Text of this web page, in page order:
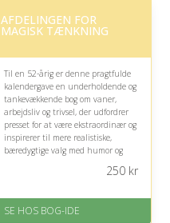
AFDELINGEN FOR
MAGISK TÆNKNING
Til en 52-årig er denne pragtfulde
kalendergave en underholdende og
tankevækkende bog om vaner,
arbejdsliv og trivsel, der udfordrer
presset for at være ekstraordinær og
inspirerer til mere realistiske,
bæredygtige valg med humor og
forventet leveringstid
250kr
SE HOS BOG-IDE